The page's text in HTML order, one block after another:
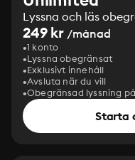
Lyssna och läs
249 kr /månad
1 konto
Lyssna obegränsat
Exklusivt innehåll
Avsluta när du vill
Obegränsad lyssning
Starta